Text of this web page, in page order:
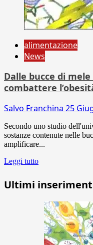
alimentazione
News
Dalle bucce di
combattere
Salvo Franchina 25
Secondo uno studio
sostanze contenute nelle
amplificare...
Leggi tutto
Ultimi